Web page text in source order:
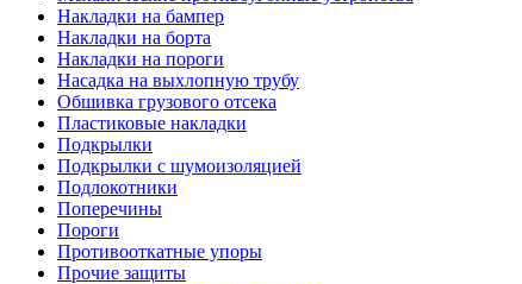
Накладки на бампер
Накладки на борта
Накладки на пороги
Насадка на выхлопную трубу
Обшивка грузового отсека
Пластиковые накладки
Подкрылки
Подкрылки с шумоизоляцией
Подлокотники
Поперечины
Пороги
Противооткатные упоры
Прочие защиты